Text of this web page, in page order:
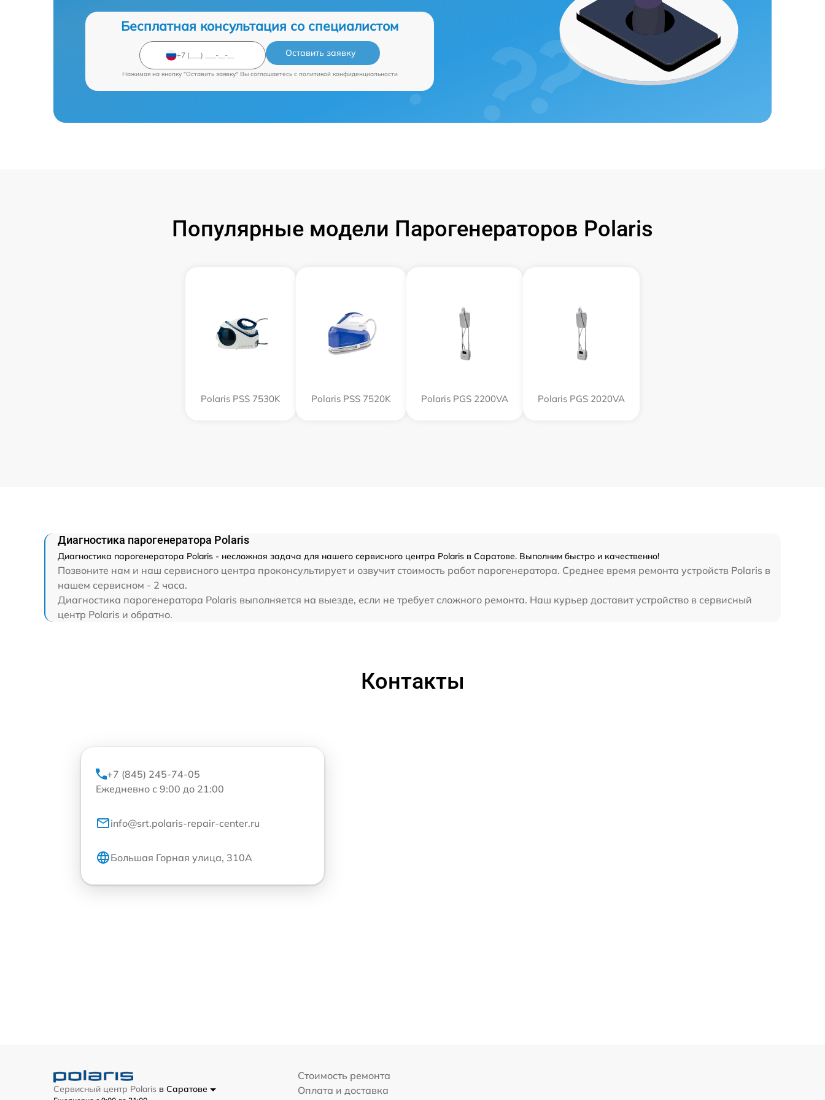
Бесплатная консультация со специалистом
Оставить заявку
Нажимая на кнопку "Оставить заявку" Вы соглашаетесь c политикой конфиденциальности
Популярные модели Парогенераторов Polaris
Polaris PSS 7530K Polaris PSS 7520K Polaris PGS 2200VA Polaris PGS 2020VA
Диагностика парогенератора Polaris
Диагностика парогенератора Polaris - несложная задача для нашего сервисного центра Polaris в Саратове. Выполним быстро и качественно!
Позвоните нам и наш сервисного центра проконсультирует и озвучит стоимость работ парогенератора. Среднее время ремонта устройств Polaris в
нашем сервисном - 2 часа.
Диагностика парогенератора Polaris выполняется на выезде, если не требует сложного ремонта. Наш курьер доставит устройство в сервисный
центр Polaris и обратно.
Контакты
+7 (845) 245-74-05
Ежедневно с 9:00 до 21:00
info@srt.polaris-repair-center.ru
Большая Горная улица, 310А
Сервисный центр Polaris в Саратове
Стоимость ремонта
Оплата и доставка